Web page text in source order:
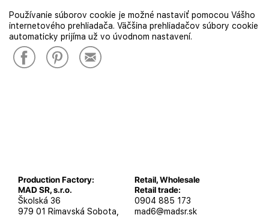
Používanie súborov cookie je možné nastaviť pomocou Vášho
internetového prehliadača. Väčšina prehliadačov súbory cookie
automaticky prijíma už vo úvodnom nastavení.
Production Factory:
MAD SR, s.r.o.
Školská 36
979 01 Rimavská Sobota,
Retail, Wholesale
Retail trade:
0904 885 173
mad6@madsr.sk